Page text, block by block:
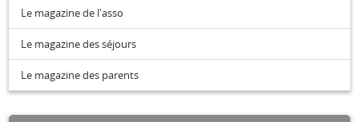
Le magazine de l'asso
Le magazine des séjours
Le magazine des parents